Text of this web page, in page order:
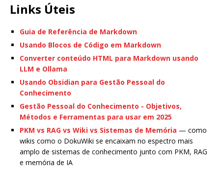
Links Úteis
Guia de Referência de Markdown
Usando Blocos de Código em Markdown
Converter conteúdo HTML para Markdown usando
LLM e Ollama
Usando Obsidian para Gestão Pessoal do
Conhecimento
Gestão Pessoal do Conhecimento - Objetivos,
Métodos e Ferramentas para usar em 2025
PKM vs RAG vs Wiki vs Sistemas de Memória — como
wikis como o DokuWiki se encaixam no espectro mais
amplo de sistemas de conhecimento junto com PKM, RAG
e memória de IA